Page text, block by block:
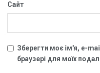
Сайт
Зберегти моє ім'я, e-
браузері для моїх